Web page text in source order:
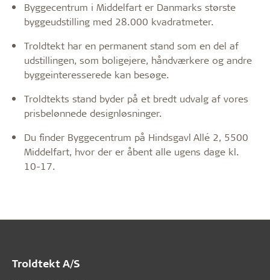
Byggecentrum i Middelfart er Danmarks største
byggeudstilling med 28.000 kvadratmeter.
Troldtekt har en permanent stand som en del af
udstillingen, som boligejere, håndværkere og andre
byggeinteresserede kan besøge.
Troldtekts stand byder på et bredt udvalg af vores
prisbelønnede designløsninger.
Du finder Byggecentrum på Hindsgavl Allé 2, 5500
Middelfart, hvor der er åbent alle ugens dage kl.
10-17.
Troldtekt A/S